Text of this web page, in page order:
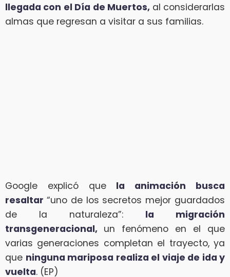
llegada con el Día de Muertos, al considerarlas
almas que regresan a visitar a sus familias.
Google explicó que la animación busca
resaltar “uno de los secretos mejor guardados
de la naturaleza”: la migración
transgeneracional, un fenómeno en el que
varias generaciones completan el trayecto, ya
que ninguna mariposa realiza el viaje de ida y
vuelta. (EP)